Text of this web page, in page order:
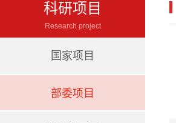
科研项目
Research project
国家项目
部委项目